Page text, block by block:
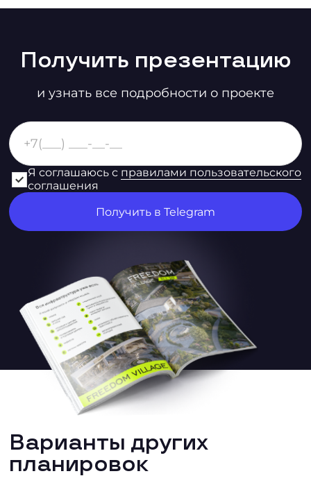
Получить презентацию
и узнать все подробности о проекте
Я соглашаюсь с правилами пользовательского
соглашения
Варианты других
планировок